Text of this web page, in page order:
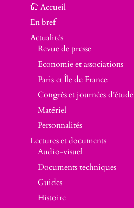
En bref
Actualités
Revue de presse
Economie et associations
Paris et Île de France
Congrès et journées d’étude
Matériel
Personnalités
Lectures et documents
Audio-visuel
Documents techniques
Guides
Histoire